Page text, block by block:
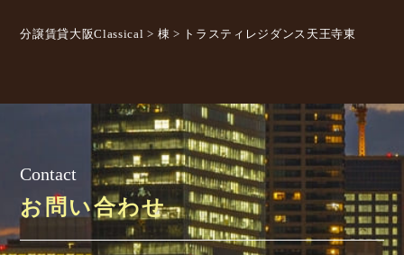
分譲賃貸大阪Classical > 棟 > トラスティレジダンス天王寺東
Contact
お問い合わせ